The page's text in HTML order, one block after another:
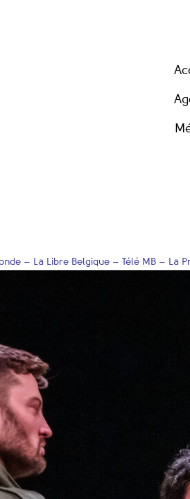
– La Libre Belgique – Télé MB – La